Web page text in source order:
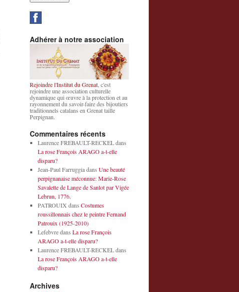
Adhérer à notre association
Rejoindre l'Institut du Grenat , c'est
rejoindre une association culturelle
dynamique qui œuvre à la protection et au
rayonnement du savoir-faire des bijoutiers
traditionnels catalans en Grenat taille
Perpignan.
Commentaires récents
Laurence FREBAULT-RECKELdans
La rose François ARAGO a-t-elle
disparu?
Jean-Paul Farruggiadans Une beauté
perpignanaise méconnue: Marie-Rose
Savalette de Lange de Sanlot par Vigée
Lebrun, 1776.
PATROUIX dans Costumes
roussillonnais chez le peintre Fernand
Patrouix (1925-2010)
Lefebvredans La rose François
ARAGO a-t-elle disparu?
Laurence FREBAULT-RECKELdans
La rose François ARAGO a-t-elle
disparu?
Archives